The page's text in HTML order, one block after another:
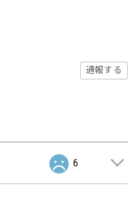
通報する
6